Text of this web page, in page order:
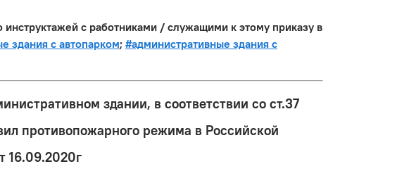
с работниками / служащими к этому приказу в
здания с автопарком; #административные здания с
здании, в соответствии со ст.37
противопожарного режима в Российской
16.09.2020г